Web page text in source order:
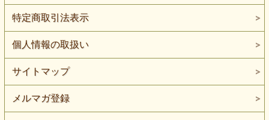
特定商取引法表示
個人情報の取扱い
サイトマップ
メルマガ登録